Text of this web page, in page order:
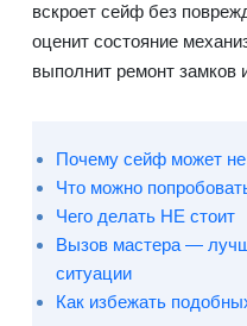
вскроет сейф без
оценит состояние
выполнит ремонт замков
Почему сейф может не
Что можно
Чего делать НЕ стоит
Вызов мастера —
ситуации
Как избежать